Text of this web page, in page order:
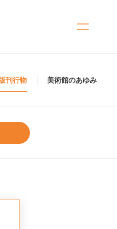
刊行物 美術館のあゆみ